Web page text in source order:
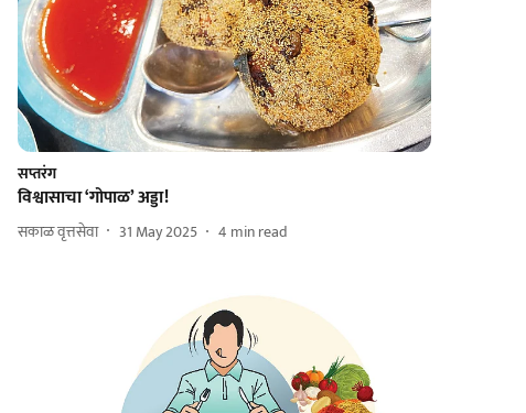
सप्तरंग
विश्वासाचा ‘गोपाळ’ अड्डा!
सकाळ वृत्तसेवा 31 May 2025 4 min read